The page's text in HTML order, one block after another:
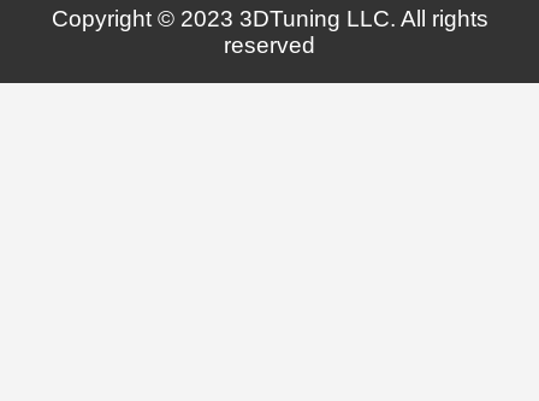
Copyright © 2023 3DTuning LLC. All rights
reserved